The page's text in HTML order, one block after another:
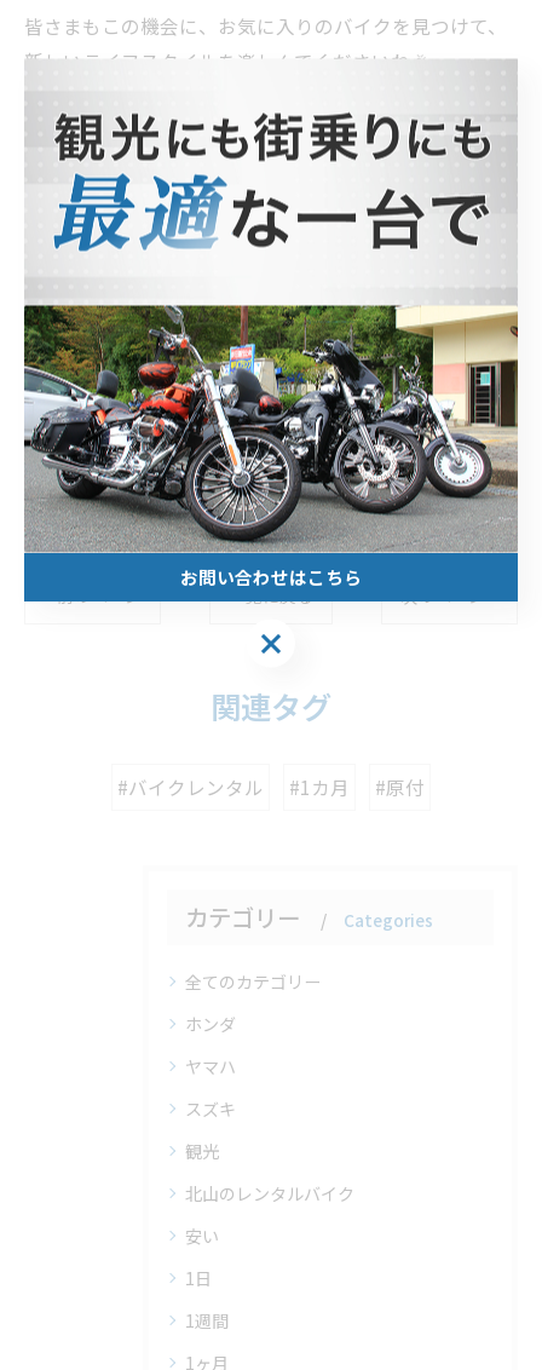
皆さまもこの機会に、お気に入りのバイクを見つけて、
新しいライフスタイルを楽しんでくださいね🎉
--------------------------------------------------------------------
モトハーバー１
電話番号:075-703-0353
--------------------------------------------------------------------
--
原付
< 前のページ 一覧に戻る 次のページ >
関連タグ
#バイクレンタル #1カ月 #原付
カテゴリー Categories
全てのカテゴリー
ホンダ
ヤマハ
スズキ
観光
北山のレンタルバイク
安い
1日
1週間
1ヶ月
お問い合わせはこちら